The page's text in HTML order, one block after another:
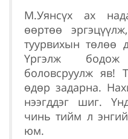
М.Уянсүх ах
өөртөө
туурвихын төлөө
Үргэлж
боловсруулж яв!
өдөр задарна.
нээгддэг шиг.
чинь тийм л
юм.